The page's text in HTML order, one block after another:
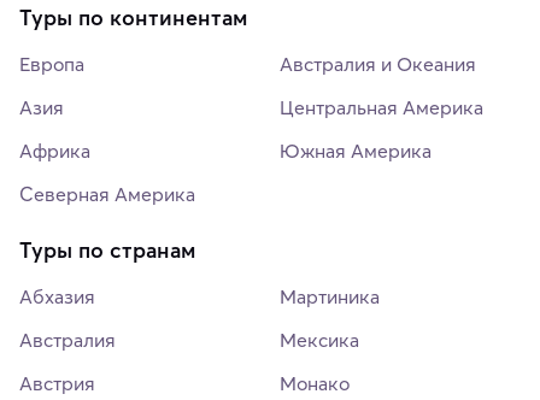
Туры по континентам
Европа
Азия
Африка
Северная Америка
Австралия и Океания
Центральная Америка
Южная Америка
Туры по странам
Абхазия
Австралия
Австрия
Мартиника
Мексика
Монако